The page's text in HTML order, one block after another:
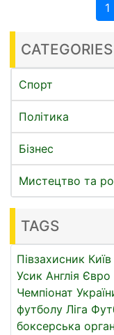
1
CATEGORIES
Спорт
Політика
Бізнес
Мистецтво та
TAGS
Півзахисник Київ
Усик Англія Євро
Чемпіонат
футболу Ліга
боксерська